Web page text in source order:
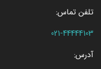
تلفن تماس:
021-44444103
آدرس: